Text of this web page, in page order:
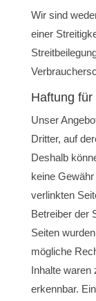
Wir sind
einer
Haftung für
Unser
Dritter, auf
Deshalb
keine
verlinkten
Betreiber der
Seiten
mögliche
Inhalte waren
erkennbar.